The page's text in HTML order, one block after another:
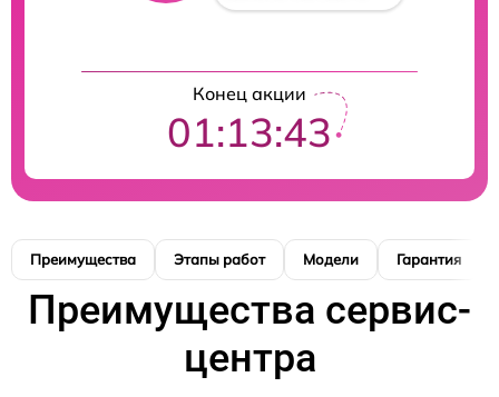
Конец акции
01:13:42
Преимущества Этапы работ Модели Гарантия
Преимущества сервис-
центра